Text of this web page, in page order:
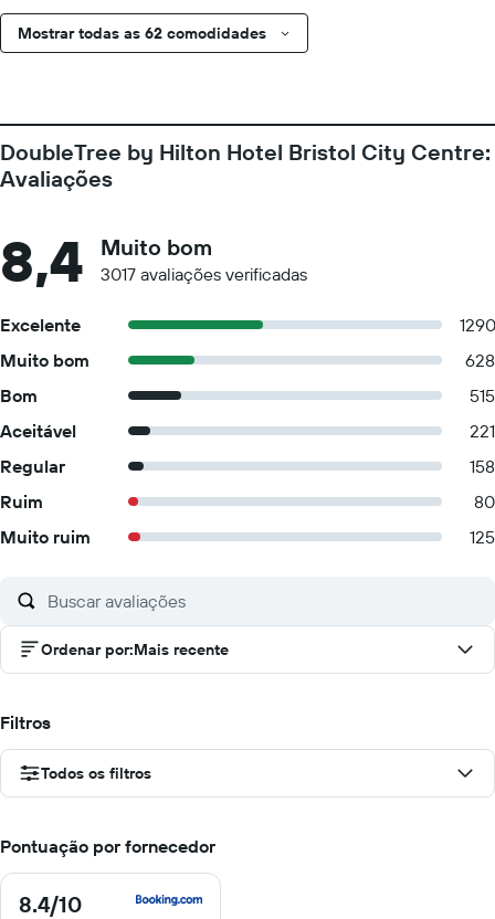
Mostrar todas as 62 comodidades
DoubleTree by Hilton Hotel Bristol City Centre:
Avaliações
8,4 Muito bom
3017 avaliações verificadas
Excelente
1290
Muito bom
628
Bom
515
Aceitável
221
Regular
158
Ruim
80
Muito ruim
125
Ordenar por:Mais recente
Filtros
Todos os filtros
Pontuação por fornecedor
8.4/10
8.4